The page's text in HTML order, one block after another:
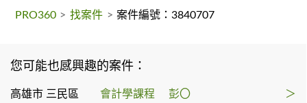
PRO360 > 找案件 > 案件編號：3840707
您可能也感興趣的案件：
高雄市 三民區 會計學課程 彭〇 ＞